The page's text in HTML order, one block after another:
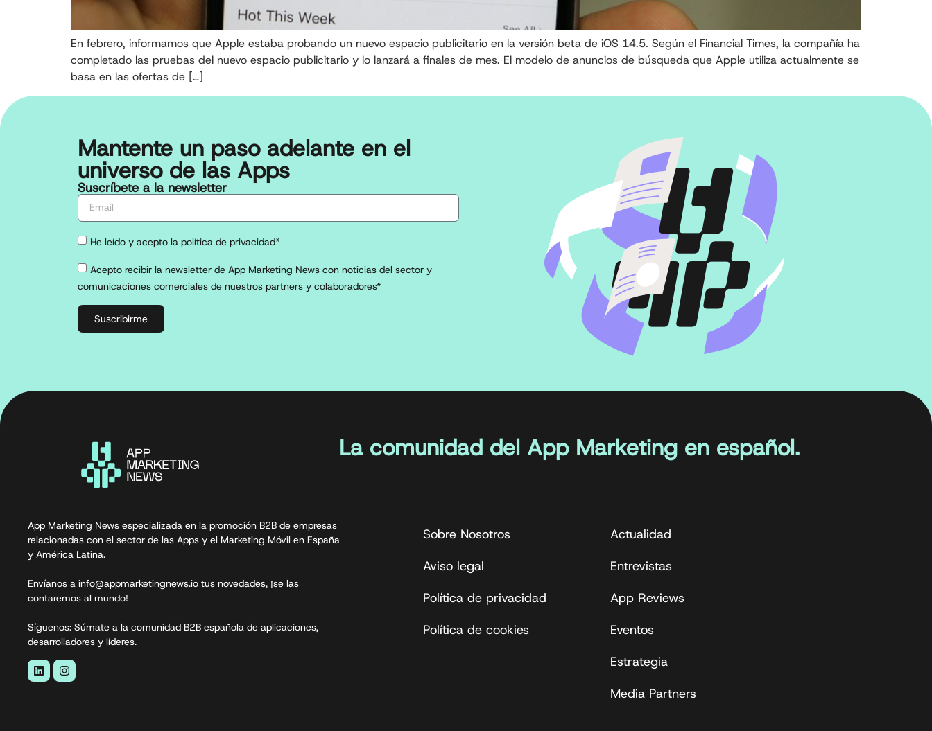
En febrero, informamos que Apple estaba probando un nuevo espacio publicitario en la versión beta de iOS 14.5. Según el Financial Times, la compañía ha
completado las pruebas del nuevo espacio publicitario y lo lanzará a finales de mes. El modelo de anuncios de búsqueda que Apple utiliza actualmente se
basa en las ofertas de […]
Mantente un paso adelante en el
universo de las Apps
Suscríbete a la newsletter
He leído y acepto la política de privacidad*
Acepto recibir la newsletter de App Marketing News con noticias del sector y
comunicaciones comerciales de nuestros partners y colaboradores*
Suscribirme
La comunidad del App Marketing en español.
App Marketing News especializada en la promoción B2B de empresas
relacionadas con el sector de las Apps y el Marketing Móvil en España
y América Latina.
Envíanos a info@appmarketingnews.io tus novedades, ¡se las
contaremos al mundo!
Síguenos: Súmate a la comunidad B2B española de aplicaciones,
desarrolladores y líderes.
Sobre Nosotros
Aviso legal
Política de privacidad
Política de cookies
Actualidad
Entrevistas
App Reviews
Eventos
Estrategia
Media Partners